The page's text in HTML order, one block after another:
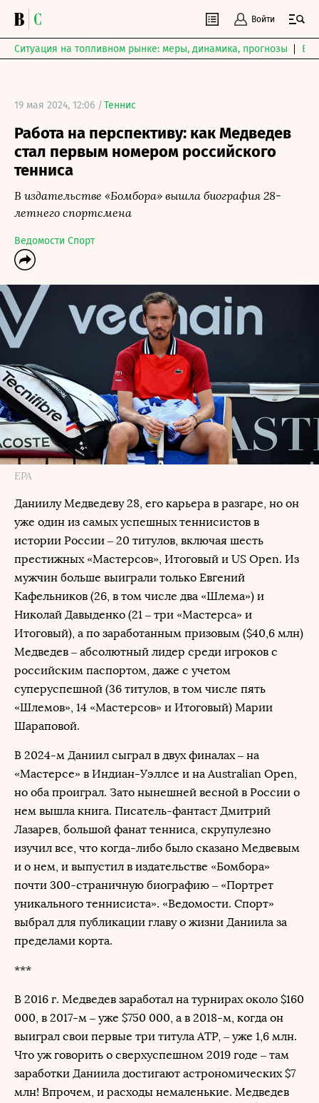
Войти
Ситуация на топливном рынке: меры, динамика, прогнозы
19 мая 2024, 12:06 /Теннис
Работа на перспективу: как Медведев
стал первым номером российского
тенниса
В издательстве «Бомбора» вышла биография 28-
летнего спортсмена
Ведомости Спорт
EPA
Даниилу Медведеву 28, его карьера в разгаре, но он
уже один из самых успешных теннисистов в
истории России – 20 титулов, включая шесть
престижных «Мастерсов», Итоговый и US Open. Из
мужчин больше выиграли только Евгений
Кафельников (26, в том числе два «Шлема») и
Николай Давыденко (21 – три «Мастерса» и
Итоговый), а по заработанным призовым ($40,6 млн)
Медведев – абсолютный лидер среди игроков с
российским паспортом, даже с учетом
суперуспешной (36 титулов, в том числе пять
«Шлемов», 14 «Мастерсов» и Итоговый) Марии
Шараповой.
В 2024-м Даниил сыграл в двух финалах – на
«Мастерсе» в Индиан-Уэллсе и на Australian Open,
но оба проиграл. Зато нынешней весной в России о
нем вышла книга. Писатель-фантаст Дмитрий
Лазарев, большой фанат тенниса, скрупулезно
изучил все, что когда-либо было сказано Медвевым
и о нем, и выпустил в издательстве «Бомбора»
почти 300-страничную биографию – «Портрет
уникального теннисиста». «Ведомости. Спорт»
выбрал для публикации главу о жизни Даниила за
пределами корта.
***
В 2016 г. Медведев заработал на турнирах около $160
000, в 2017-м – уже $750 000, а в 2018-м, когда он
выиграл свои первые три титула ATP, – уже 1,6 млн.
Что уж говорить о сверхуспешном 2019 годе – там
заработки Даниила достигают астрономических $7
млн! Впрочем, и расходы немаленькие. Медведев